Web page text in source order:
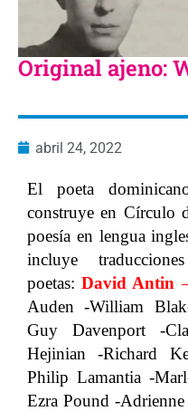
Original ajeno:
abril 24, 2022
El poeta
construye en Círculo
poesía en lengua
incluye
poetas: David Antin
Auden -William
Guy Davenport -
Hejinian -Richard
Philip Lamantia -
Ezra Pound -